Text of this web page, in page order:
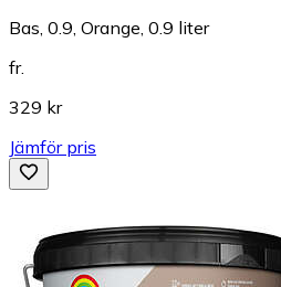
Bas, 0.9, Orange, 0.9 liter
fr.
329 kr
Jämför pris